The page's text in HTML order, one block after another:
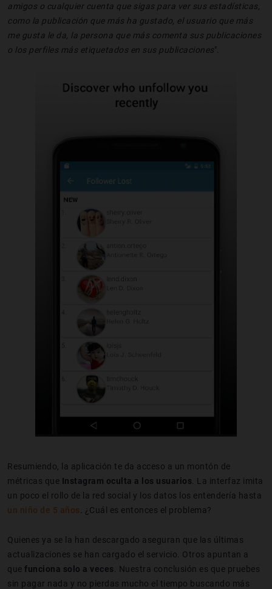
amigos o cualquier cuenta que sigas para ver sus estadísticas,
como la publicación que más ha gustado, el usuario que más
me gusta le da, la persona que más comenta sus publicaciones
o los perfiles más etiquetados en sus publicaciones".
Resumiendo, la aplicación te da acceso a un montón de
métricas que Instagram oculta a los usuarios . La interfaz imita
un poco el rollo de la red social y los datos los entendería hasta
un niño de 5 años . ¿Cuál es entonces el problema?
Quienes ya se la han descargado aseguran que las últimas
actualizaciones se han cargado el servicio. Otros apuntan a
que funciona solo a veces . Nuestra conclusión es que pruebes
sin pagar nada y no pierdas mucho el tiempo buscando más